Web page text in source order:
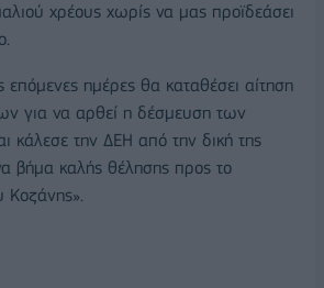
χρέους χωρίς να μας προϊδεάσει
ημέρες θα καταθέσει αίτηση
για να αρθεί η δέσμευση των
κάλεσε την ΔΕΗ από την δική της
βήμα καλής θέλησης προς το